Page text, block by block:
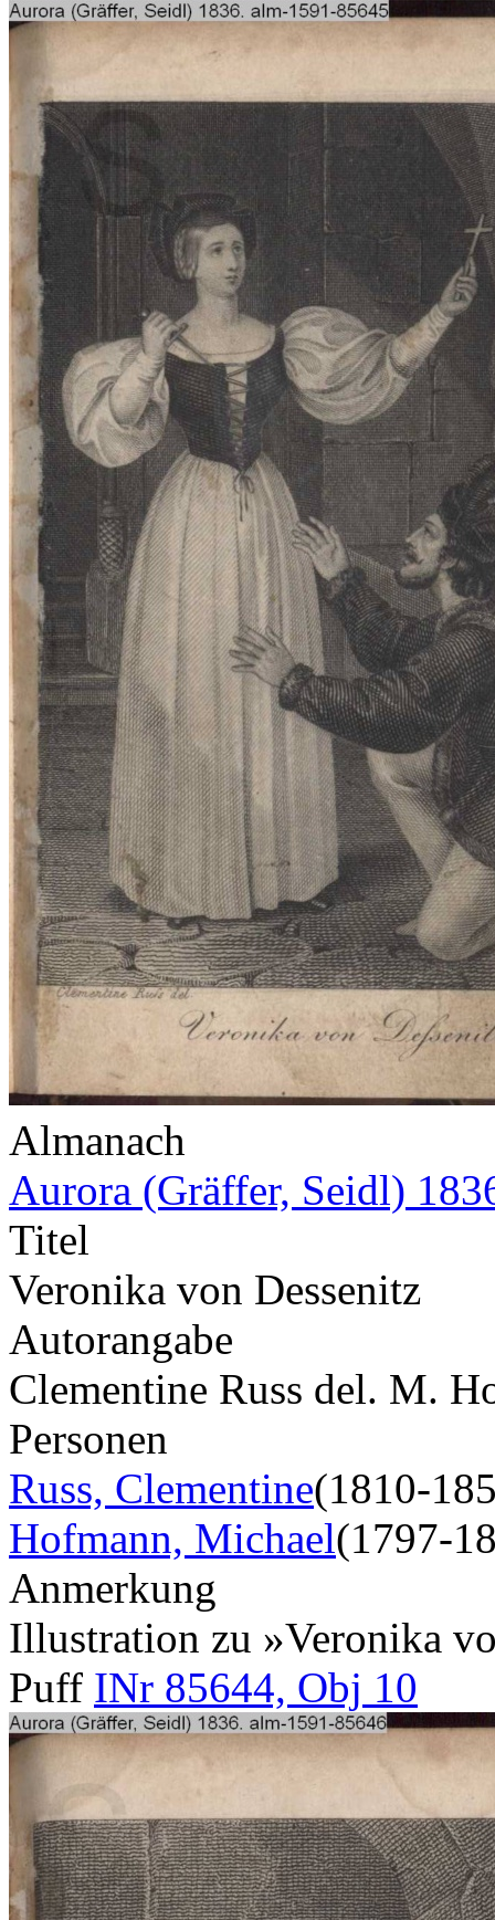
Almanach
Aurora (Gräffer, Seidl)
Titel
Veronika von Dessenitz
Autorangabe
Clementine Russ del. M.
Personen
Russ, Clementine(1810-
Hofmann, Michael(1797-
Anmerkung
Illustration zu »Veronika
Puff INr 85644, Obj 10